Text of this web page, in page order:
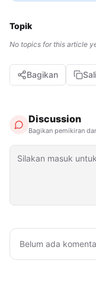
Topik
No topics for this article
Bagikan
Discussion
Bagikan pemikiran
Belum ada